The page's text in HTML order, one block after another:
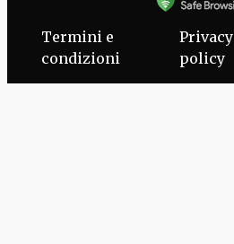
Termini e
condizioni
Privacy
policy